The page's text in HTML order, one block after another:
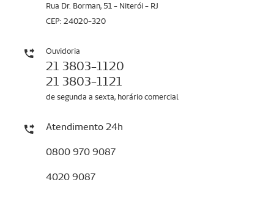
Rua Dr. Borman, 51 - Niterói - RJ
CEP: 24020-320
Ouvidoria
21 3803-1120
21 3803-1121
de segunda a sexta, horário comercial
Atendimento 24h
0800 970 9087
4020 9087